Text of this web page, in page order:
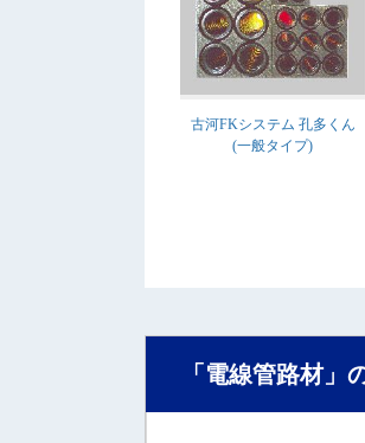
古河FKシステム 孔多くん
(一般タイプ)
「電線管路材」